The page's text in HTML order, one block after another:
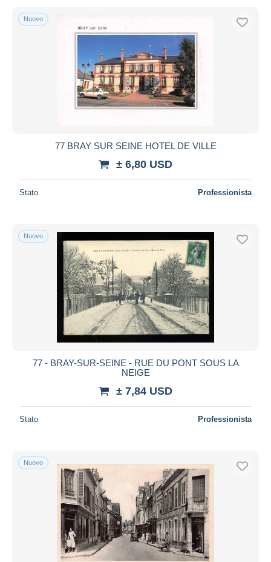
Nuovo
77 BRAY SUR SEINE HOTEL DE VILLE
± 6,80 USD
Stato Professionista
Nuovo
77 - BRAY-SUR-SEINE - RUE DU PONT SOUS LA
NEIGE
± 7,84 USD
Stato Professionista
Nuovo